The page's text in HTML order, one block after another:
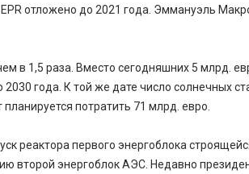
отложено до 2021 года. Эммануэль
в 1,5 раза. Вместо сегодняшних 5 млрд.
года. К той же дате число солнечных
потратить 71 млрд. евро.
реактора первого энергоблока
второй энергоблок АЭС. Недавно